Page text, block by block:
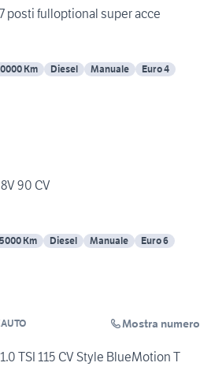
posti fulloptional super acce
Km Diesel Manuale Euro 4
90 CV
Km Diesel Manuale Euro 6
Mostra numero
TSI 115 CV Style BlueMotion T